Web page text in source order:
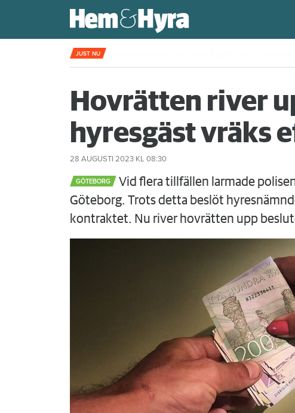
JUST NU
Hovrätten river
hyresgäst vräks
28 AUGUSTI 2023 KL 08:30
GÖTEBORG
Vid flera tillfällen larmade
Göteborg. Trots detta beslöt
kontraktet. Nu river hovrätten upp